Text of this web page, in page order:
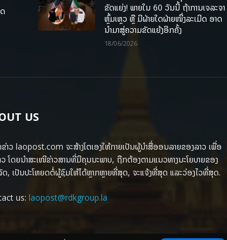
ຂັດແຍ່ງ! ພາຍໃນ 60 ວັນນີ້ ຖ້າການເຈລະຈາ
ຫຼົ້ມເຫຼວ ຫຼື ມີຝ່າຍໃດຝ່າຍໜຶ່ງລະເມີດ ອາດ
ນໍາມາສູ່ຄວາມຂັດແຍ້ງອີກຄັ້ງ
18/06/2026
US
າວ laopost.com ຈະສ້າງໂຕເອງໃຫ້ກາຍເປັນຜູ້ນຳສື່ອອນລາຍຂອງລາວ ເພື່ອ
ໂດຍນຳສະເໜີຂ່າວສານທີ່ມີຄຸນນະພາບ, ຖືກຕ້ອງຕາມແນວທາງນະໂຍບາຍຂອງ
, ເປັນປະໂຫຍດຕໍ່ຜູ້ຊົມໃຫ້ໄດ້ຫຼາກຫຼາຍທີ່ສຸດ, ຈະແຈ້ງທີ່ສຸດ ແລະວ່ອງໄວທີ່ສຸດ.
us: laopost@rdkgroup.la